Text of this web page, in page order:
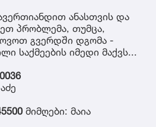
ანასთვის და
პრობლემა, თუმცა,
გვერდში დგომა -
საქმეების იმედი მაქვს...
მიმღები: მაია